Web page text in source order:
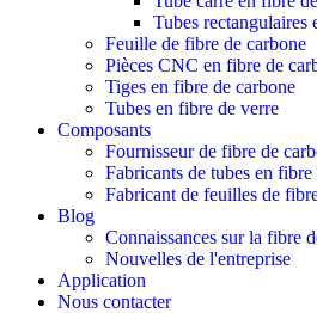
Tubes rectangulaires
Feuille de fibre de carbone
Pièces CNC en fibre de
Tiges en fibre de carbone
Tubes en fibre de verre
Composants
Fournisseur de fibre de
Fabricants de tubes en fibre
Fabricant de feuilles de
Blog
Connaissances sur la fibre
Nouvelles de l'entreprise
Application
Nous contacter